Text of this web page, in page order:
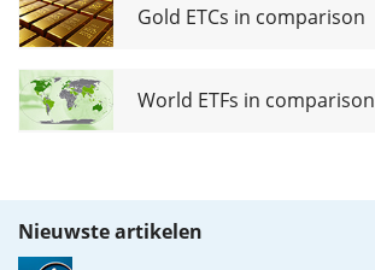
Gold ETCs in comparison
World ETFs in comparison
Nieuwste artikelen